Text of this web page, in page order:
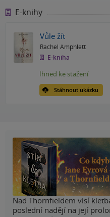
E-knihy
Vůle žít
Rachel Amphlett
E-kniha
Stáhnout ukázku
Ihned ke stažení
Nad Thornfieldem visí
poslední nadějí na její